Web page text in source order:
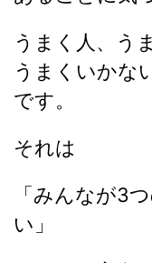
うまく人、う
うまくいかな
です。
それは
「みんなが3
い」